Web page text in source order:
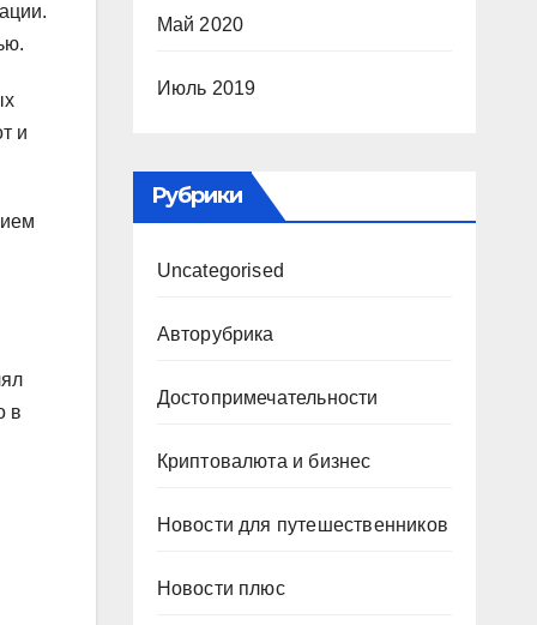
и
в
Май 2020
Июль 2019
Рубрики
Uncategorised
Авторубрика
Достопримечательности
Криптовалюта и бизнес
Новости для путешественников
Новости плюс